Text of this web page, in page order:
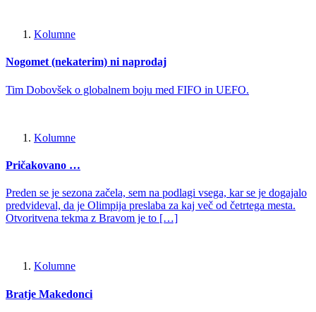
Kolumne
Nogomet (nekaterim) ni naprodaj
Tim Dobovšek o globalnem boju med FIFO in UEFO.
Kolumne
Pričakovano …
Preden se je sezona začela, sem na podlagi vsega, kar se je dogajalo
predvideval, da je Olimpija preslaba za kaj več od četrtega mesta.
Otvoritvena tekma z Bravom je to […]
Kolumne
Bratje Makedonci